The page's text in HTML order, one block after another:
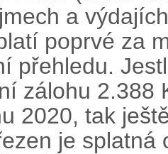
a
poprvé za
přehledu.
zálohu 2.388
2020, tak
je